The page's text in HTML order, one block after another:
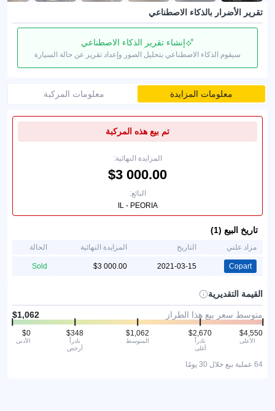
تقرير الأضرار بالذكاء الاصطناعي
إنشاء تقرير الذكاء الاصطناعي
سيقوم الذكاء الاصطناعي بتحليل الصور وإعداد تقرير عن حالة السيارة
معلومات المزايدة معلومات المركبة
تم بيع هذه المركبة
المزايدة النهائية:
البائع:
IL - PEORIA
تاريخ البيع (1)
مزاد علني التاريخ المزايدة النهائية الحالة
Copart
2021-03-15
Sold
القيمة التقديرية
متوسط سعر بيع هذا الطراز
الأدنى
نادراً
أرخص
المتوسط
نادراً
أغلى
الأعلى
64 عملية بيع خلال 30 يومًا